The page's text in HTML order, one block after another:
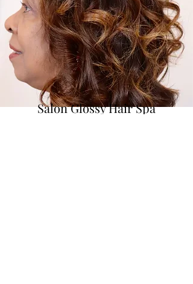
Salon Glossy Hair Spa